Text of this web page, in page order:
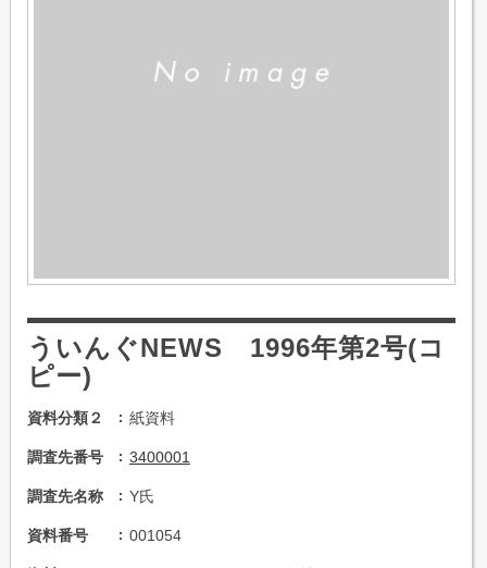
ういんぐNEWS 1996年第2号(コ
ピー)
資料分類２ 紙資料
調査先番号 3400001
調査先名称 Y氏
資料番号 001054